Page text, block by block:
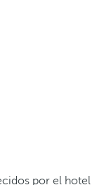
por el hotel